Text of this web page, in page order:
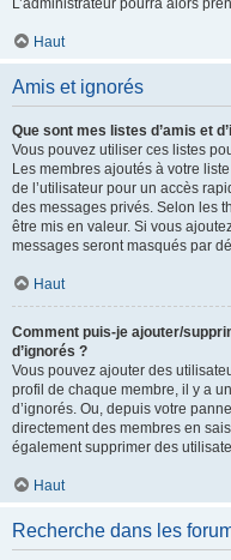
L’administrateur pourra alors
Haut
Amis et ignorés
Que sont mes listes d’amis et
Vous pouvez utiliser ces listes
Les membres ajoutés à votre
de l’utilisateur pour un accès
des messages privés. Selon les
être mis en valeur. Si vous
messages seront masqués par
Haut
Comment puis-je ajouter/
d’ignorés ?
Vous pouvez ajouter des
profil de chaque membre, il y a
d’ignorés. Ou, depuis votre
directement des membres en
également supprimer des
Haut
Recherche dans les